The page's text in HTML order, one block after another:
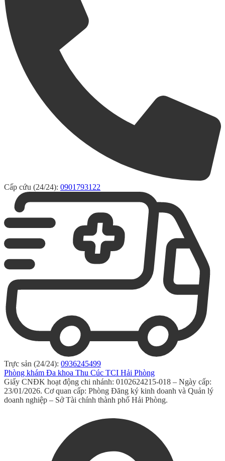
Cấp cứu (24/24): 0901793122
Trực sản (24/24): 0936245499
Phòng khám Đa khoa Thu Cúc TCI Hải Phòng
Giấy CNĐK hoạt động chi nhánh: 0102624215-018 – Ngày cấp:
23/01/2026. Cơ quan cấp: Phòng Đăng ký kinh doanh và Quản lý
doanh nghiệp – Sở Tài chính thành phố Hải Phòng.